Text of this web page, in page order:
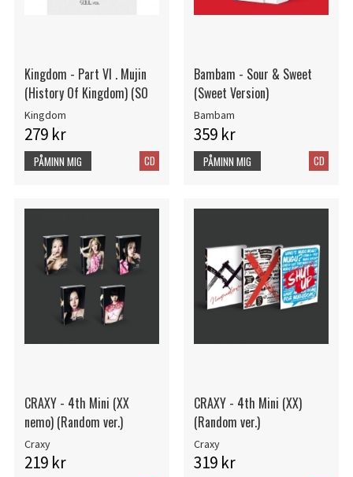
Kingdom - Part VI . Mujin
(History Of Kingdom) (SO
Kingdom
279 kr
CD
PÅMINN MIG
Bambam - Sour & Sweet
(Sweet Version)
Bambam
359 kr
CD
PÅMINN MIG
CRAXY - 4th Mini (XX
nemo) (Random ver.)
Craxy
219 kr
CRAXY - 4th Mini (XX)
(Random ver.)
Craxy
319 kr